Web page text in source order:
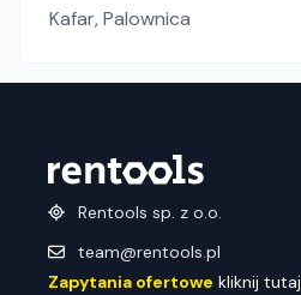
Kafar,Palownica
Rentools sp. z o.o.
team@rentools.pl
Zapytania ofertowe kliknij tutaj